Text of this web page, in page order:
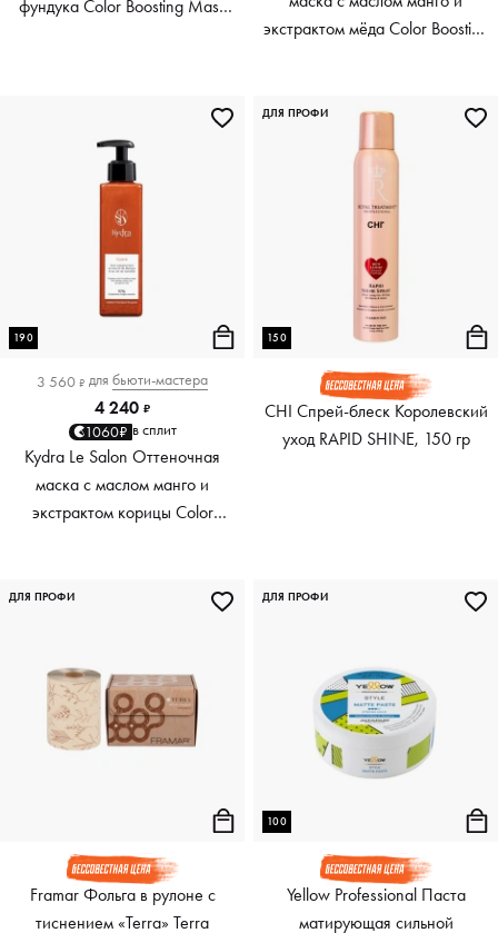
фундука Color Boosting Mask
экстрактом мёда Color Boosting
190
3 560 ₽ для бьюти-мастера
4 240 ₽
1060₽ в сплит
Kydra Le Salon Оттеночная
маска с маслом манго и
экстрактом корицы Color
150
CHI Спрей-блеск Королевский
уход RAPID SHINE, 150 гр
ДЛЯ ПРОФИ
Framar Фольга в рулоне с
тиснением «Terra» Terra
ДЛЯ ПРОФИ
100
Yellow Professional Паста
матирующая сильной
ДЛЯ ПРОФИ